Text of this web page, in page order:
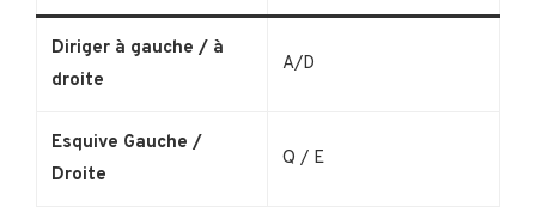
Diriger à gauche / à
droite
A/D
Esquive Gauche /
Droite
Q / E